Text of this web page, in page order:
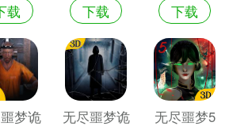
购版
载
单机版
下载
尽地牢手机
游戏
下载
梦诡
无尽噩梦诡
无尽噩梦5